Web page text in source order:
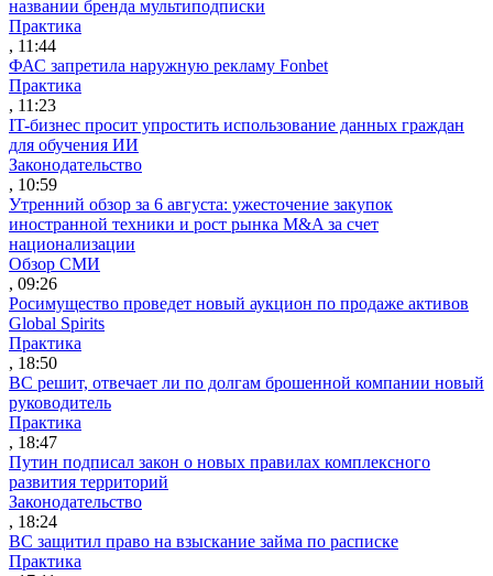
названии бренда мультиподписки
Практика
, 11:44
ФАС запретила наружную рекламу Fonbet
Практика
, 11:23
IT-бизнес просит упростить использование данных граждан
для обучения ИИ
Законодательство
, 10:59
Утренний обзор за 6 августа: ужесточение закупок
иностранной техники и рост рынка M&A за счет
национализации
Обзор СМИ
, 09:26
Росимущество проведет новый аукцион по продаже активов
Global Spirits
Практика
, 18:50
ВС решит, отвечает ли по долгам брошенной компании новый
руководитель
Практика
, 18:47
Путин подписал закон о новых правилах комплексного
развития территорий
Законодательство
, 18:24
ВС защитил право на взыскание займа по расписке
Практика